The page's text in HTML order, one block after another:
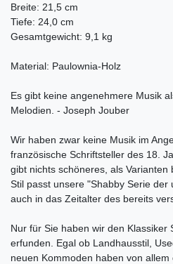
Breite: 21,5 cm
Tiefe: 24,0 cm
Gesamtgewicht: 9,1 kg
Material: Paulownia-Holz
Es gibt keine angenehmere Musik
Melodien. - Joseph Jouber
Wir haben zwar keine Musik im
französische Schriftsteller des 18.
gibt nichts schöneres, als Varianten
Stil passt unsere "Shabby Serie
auch in das Zeitalter des bereits
Nur für Sie haben wir den Klassiker
erfunden. Egal ob Landhausstil,
neuen Kommoden haben von allem